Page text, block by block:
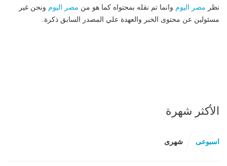
نظر مصر اليوم وانما تم نقله بمحتواه كما هو من مصر اليوم ونحن غير
مسئولين عن محتوى الخبر والعهدة علي المصدر السابق ذكرة.
الأكثر شهرة
اسبوعى شهرى